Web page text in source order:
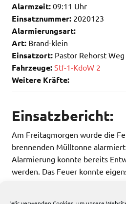
Alarmzeit: 09:11 Uhr
Einsatznummer: 2020123
Alarmierungsart:
Art: Brand-klein
Einsatzort: Pastor Rehorst Weg
Fahrzeuge: Stf-1-KdoW 2
Weitere Kräfte:
Einsatzbericht:
Am Freitagmorgen wurde die
brennenden Mülltonne
Alarmierung konnte bereits
werden. Das Feuer konnte